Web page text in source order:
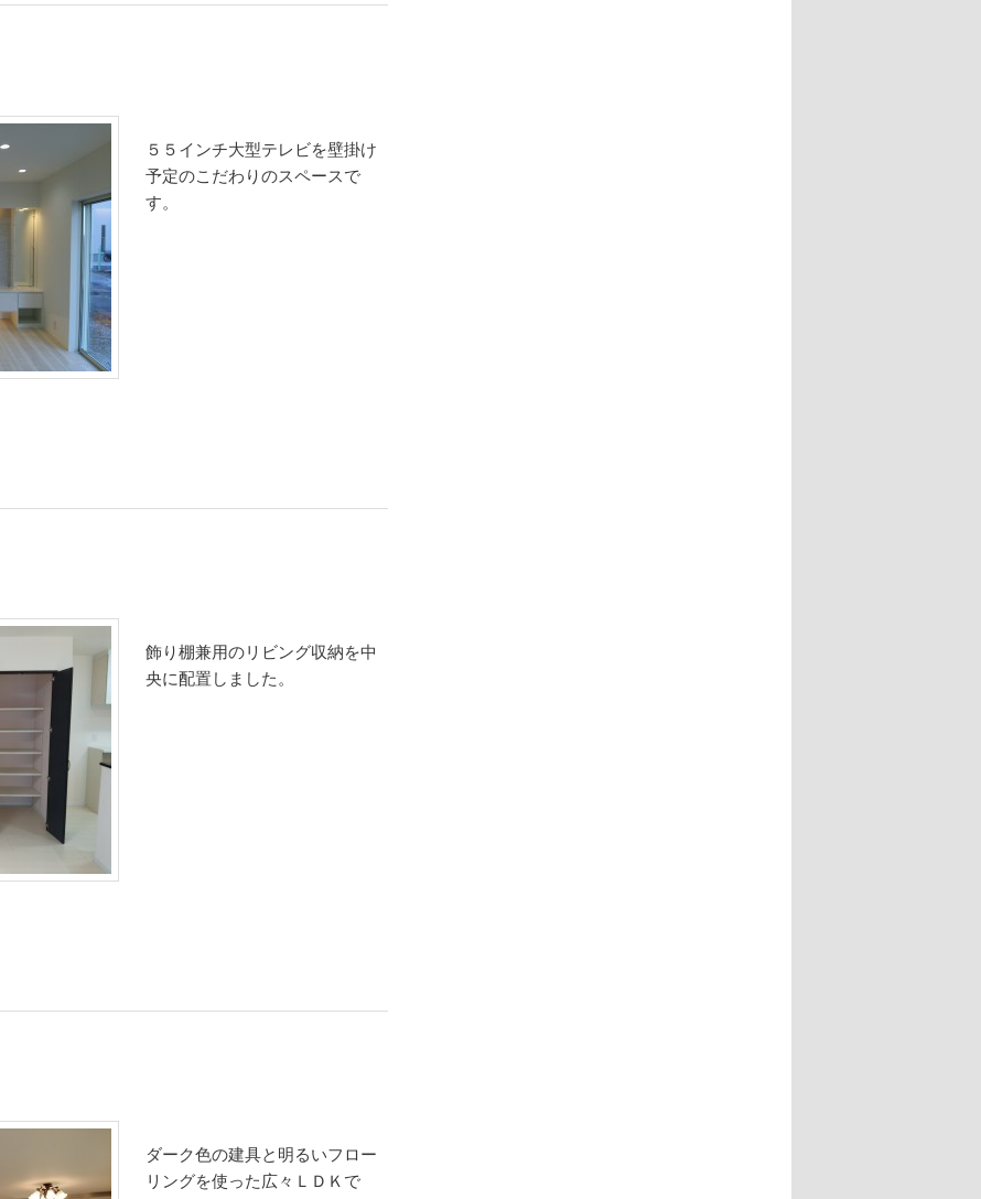
５５インチ大型テレビを壁掛け
予定のこだわりのスペースで
す。
飾り棚兼用のリビング収納を中
央に配置しました。
ダーク色の建具と明るいフロー
リングを使った広々ＬＤＫで